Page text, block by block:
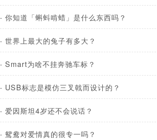
· 你知道「蝌蚪啃蜡」是什么东西吗？
· 世界上最大的兔子有多大？
· Smart为啥不挂奔驰车标？
· USB标志是模仿三叉戟而设计的？
· 爱因斯坦4岁还不会说话？
· 鸳鸯对爱情真的很专一吗？